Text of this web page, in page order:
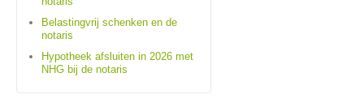
Belastingvrij schenken en de
notaris
Hypotheek afsluiten in 2026 met
NHG bij de notaris